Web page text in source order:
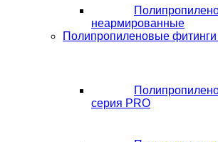
неармированные
Полипропиленовые
серия PRO